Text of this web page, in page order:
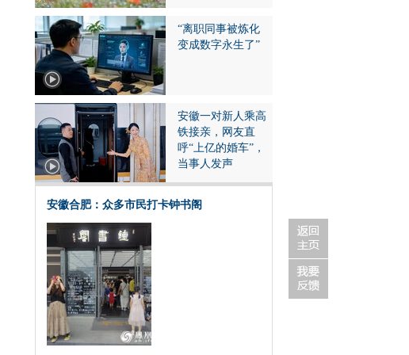
“离职同事被炼化
变成数字永生了”
安徽一对新人乘高
铁接亲，网友直
呼“上亿的婚车”，
当事人发声
安徽合肥：众多市民打卡钟书阁